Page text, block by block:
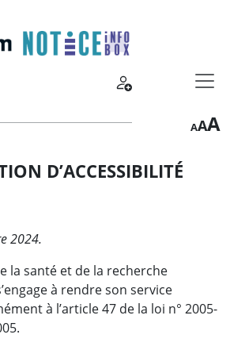
Demande
AAA
D’ACCESSIBILITÉ
2024.
la santé et de la recherche
à rendre son service
à l’article 47 de la loi n° 2005-